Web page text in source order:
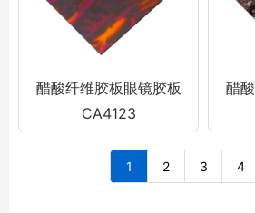
醋酸纤维胶板眼镜胶板
CA4123
醋
1 2 3 4